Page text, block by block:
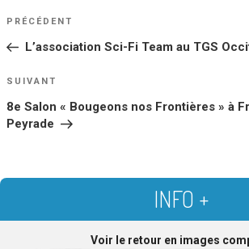
NAVIGATION
DE
Article
PRÉCÉDENT
L’association Sci-Fi Team au TGS
Article
SUIVANT
8e Salon « Bougeons nos Frontières » à
Peyrade
INFO +
Voir le retour en images